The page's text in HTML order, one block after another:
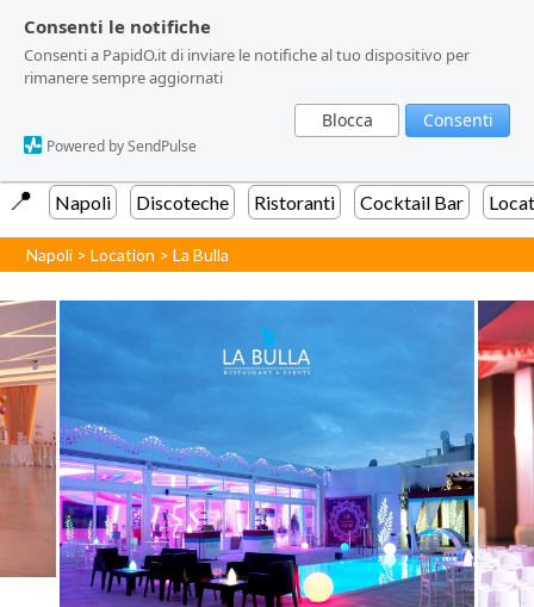
Consenti le notifiche
Consenti a PapidO.it di inviare le notifiche al tuo dispositivo per
rimanere sempre aggiornati
Blocca Consenti
Powered by SendPulse
Consenti le notifiche
Consenti a PapidO.it di inviare le notifiche al tuo dispositivo per
rimanere sempre aggiornati
Blocca Consenti
Powered by SendPulse
📍️ Napoli Discoteche Ristoranti Cocktail Bar
Napoli >Location >La Bulla